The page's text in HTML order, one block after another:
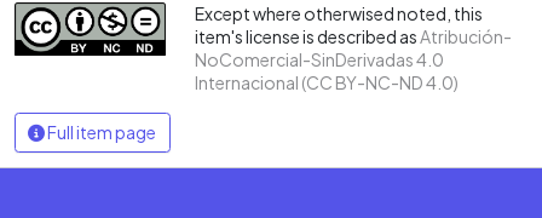
Except where otherwised noted, this
item's license is described asAtribución-
NoComercial-SinDerivadas 4.0
Internacional (CC BY-NC-ND 4.0)
Full item page